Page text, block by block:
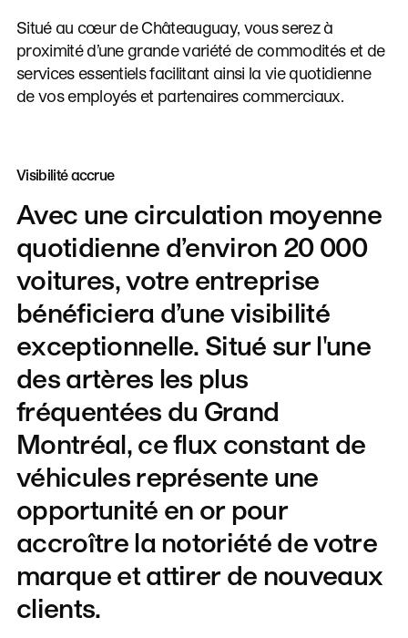
Situé au cœur de Châteauguay, vous serez à
proximité d’une grande variété de commodités et de
services essentiels facilitant ainsi la vie quotidienne
de vos employés et partenaires commerciaux.
Visibilité accrue
Avec une circulation moyenne
quotidienne d’environ 20 000
voitures,votre entreprise
bénéficiera d’une visibilité
exceptionnelle. Situé sur l'une
des artères les plus
fréquentées du Grand
Montréal, ceflux constant de
véhicules représente une
opportunité en or pour
accroître la notoriété devotre
marque et attirer de nouveaux
clients.